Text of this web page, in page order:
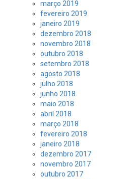
março 2019
fevereiro 2019
janeiro 2019
dezembro 2018
novembro 2018
outubro 2018
setembro 2018
agosto 2018
julho 2018
junho 2018
maio 2018
abril 2018
março 2018
fevereiro 2018
janeiro 2018
dezembro 2017
novembro 2017
outubro 2017